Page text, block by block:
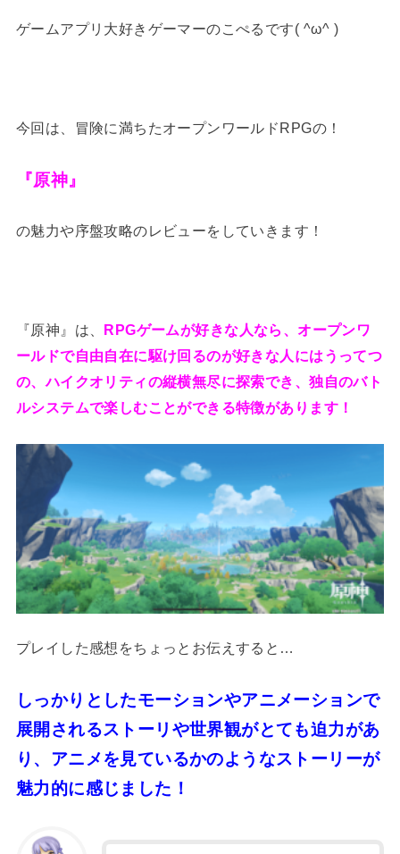
ゲームアプリ大好きゲーマーのこぺるです( ^ω^ )
今回は、冒険に満ちたオープンワールドRPGの！
『原神』
の魅力や序盤攻略のレビューをしていきます！
『原神』は、 RPGゲームが好きな人なら、オープンワ
ールドで自由自在に駆け回るのが好きな人にはうってつ
の、ハイクオリティの縦横無尽に探索でき、独自のバト
ルシステムで楽しむことができる特徴があります！
プレイした感想をちょっとお伝えすると…
しっかりとしたモーションやアニメーションで
展開されるストーリや世界観がとても迫力があ
り、アニメを見ているかのようなストーリーが
魅力的に感じました！